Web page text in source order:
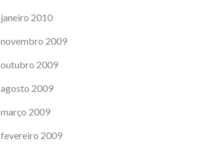
janeiro 2010
novembro 2009
outubro 2009
agosto 2009
março 2009
fevereiro 2009